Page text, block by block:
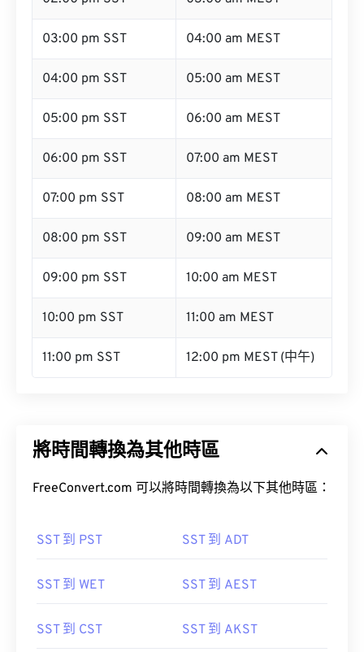
03:00 pm SST 04:00 am MEST
04:00 pm SST 05:00 am MEST
05:00 pm SST 06:00 am MEST
06:00 pm SST 07:00 am MEST
07:00 pm SST 08:00 am MEST
08:00 pm SST 09:00 am MEST
09:00 pm SST 10:00 am MEST
10:00 pm SST 11:00 am MEST
11:00 pm SST 12:00 pm MEST (中午)
將時間轉換為其他時區
FreeConvert.com 可以將時間轉換為以下其他時區：
SST 到 PST SST 到 ADT
SST 到 WET SST 到 AEST
SST 到 CST SST 到 AKST